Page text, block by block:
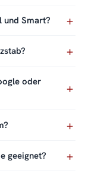
und Smart?
oder
geeignet?